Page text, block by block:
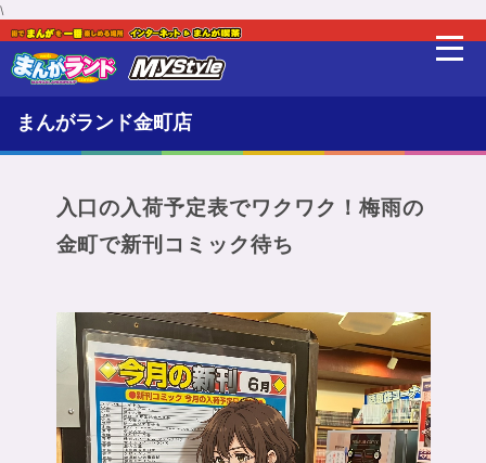
\
最新情報
ここに注目
まんがランド金町店
新着・オススメ情報
入口の入荷予定表でワクワク！梅雨の
金町で新刊コミック待ち